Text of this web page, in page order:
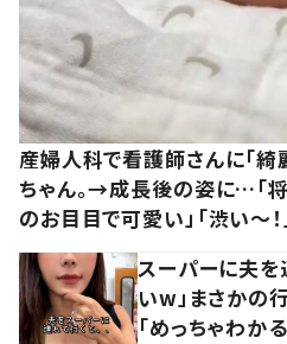
産婦人科で看護師さんに「綺
ちゃん。→成長後の姿に…「将
のお目目で可愛い」「渋い～！
スーパーに夫を
いw」まさかの
「めっちゃわか